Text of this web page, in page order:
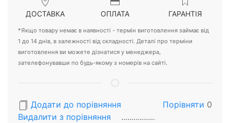
ДОСТАВКА ОПЛАТА ГАРАНТІЯ
*Якщо товару немає в наявності - термін виготовлення займає від
1 до 14 днів, в залежності від складності. Деталі про терміни
виготовлення ви можете дізнатися у менеджера,
зателефонувавши по будь-якому з номерів на сайті.
Додати до порівняння
Видалити з порiвняння
Порівняти 0